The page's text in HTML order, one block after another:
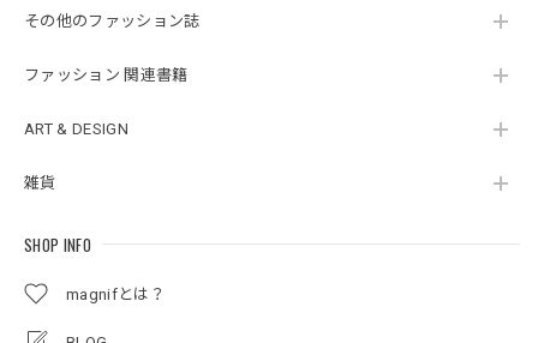
その他のファッション誌
ファッション 関連書籍
ART & DESIGN
雑貨
SHOP INFO
magnifとは？